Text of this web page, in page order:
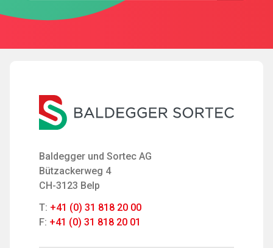
Baldegger und Sortec AG
Bützackerweg 4
CH-3123 Belp
T: +41 (0) 31 818 20 00
F: +41 (0) 31 818 20 01